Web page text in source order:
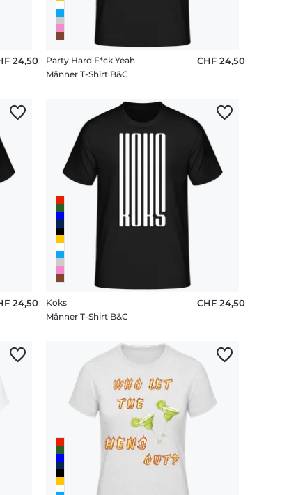
24,50
Party Hard F*ck Yeah
Männer T-Shirt B&C
CHF 24,50
24,50
Koks
Männer T-Shirt B&C
CHF 24,50